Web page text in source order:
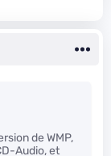
de WMP,
Audio, et